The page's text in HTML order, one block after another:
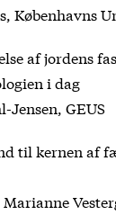
Københavns
af jordens
i dag
Jensen, GEUS
til kernen af